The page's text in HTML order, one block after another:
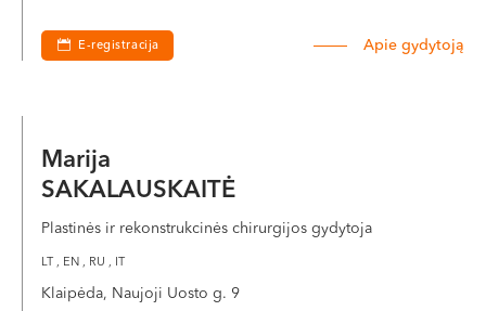
E-registracija Apie gydytoją
Marija
SAKALAUSKAITĖ
Plastinės ir rekonstrukcinės chirurgijos gydytoja
LT , EN , RU , IT
Klaipėda, Naujoji Uosto g. 9